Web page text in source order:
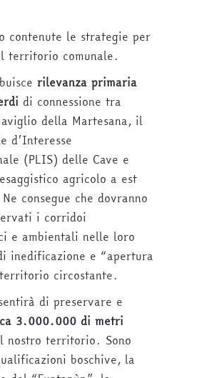
contenute le strategie per
territorio comunale.
rilevanza primaria
di connessione tra
della Martesana, il
d’Interesse
(PLIS) delle Cave e
agricolo a est
consegue che dovranno
i corridoi
e ambientali nelle loro
inedificazione e “apertura
circostante.
di preservare e
3.000.000 di metri
nostro territorio. Sono
boschive, la